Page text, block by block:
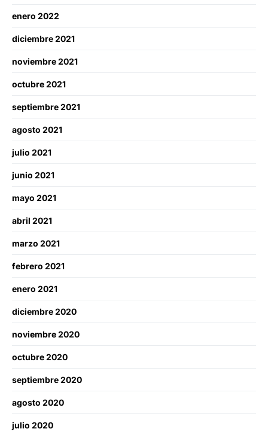
enero 2022
diciembre 2021
noviembre 2021
octubre 2021
septiembre 2021
agosto 2021
julio 2021
junio 2021
mayo 2021
abril 2021
marzo 2021
febrero 2021
enero 2021
diciembre 2020
noviembre 2020
octubre 2020
septiembre 2020
agosto 2020
julio 2020